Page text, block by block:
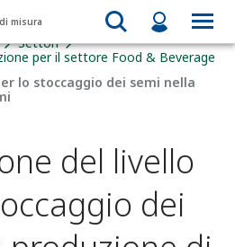
misura
Settori
per il settore Food & Beverage​
lo stoccaggio dei semi nella
del livello
dei